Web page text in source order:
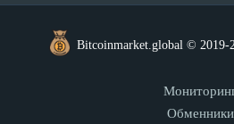
Bitcoinmarket.global © 2019-
Обменники